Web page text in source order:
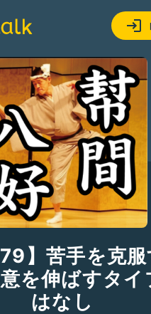
】苦手を克
を伸ばすタイ
はなし